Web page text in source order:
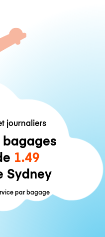
journaliers
1.49
Sydney
par bagage